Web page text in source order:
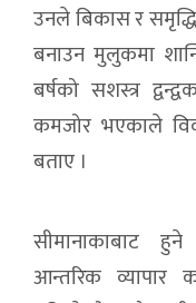
उनले बिकास र
बनाउन मुलुकमा
बर्षको सशस्त्र
कमजोर भएकाले
बताए ।
सीमानाकाबाट
आन्तरिक व्यापार